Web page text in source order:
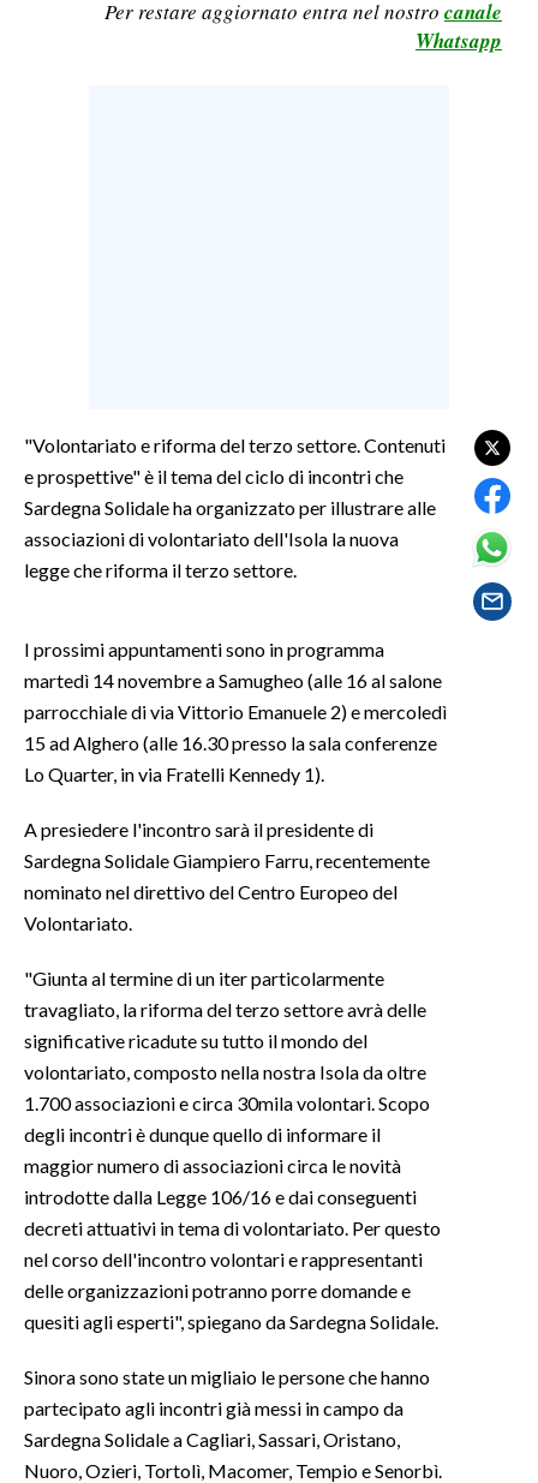
TENNIS
ALTRI SPORT
CULTURA
GOSSIP
SARDI NEL MONDO
NOTIZIE
EVENTI
3 MINUTI CON
INSULARITÀ
INFO AZIENDE
ABBONATI
ANNUNCI
NECROLOGI
Per restare aggiornato entra nel nostro canale
Whatsapp
"Volontariato e riforma del terzo settore. Contenuti
e prospettive" è il tema del ciclo di incontri che
Sardegna Solidale ha organizzato per illustrare alle
associazioni di volontariato dell'Isola la nuova
legge che riforma il terzo settore.
I prossimi appuntamenti sono in programma
martedì 14 novembre a Samugheo (alle 16 al salone
parrocchiale di via Vittorio Emanuele 2) e mercoledì
15 ad Alghero (alle 16.30 presso la sala conferenze
Lo Quarter, in via Fratelli Kennedy 1).
A presiedere l'incontro sarà il presidente di
Sardegna Solidale Giampiero Farru, recentemente
nominato nel direttivo del Centro Europeo del
Volontariato.
"Giunta al termine di un iter particolarmente
travagliato, la riforma del terzo settore avrà delle
significative ricadute su tutto il mondo del
volontariato, composto nella nostra Isola da oltre
1.700 associazioni e circa 30mila volontari. Scopo
degli incontri è dunque quello di informare il
maggior numero di associazioni circa le novità
introdotte dalla Legge 106/16 e dai conseguenti
decreti attuativi in tema di volontariato. Per questo
nel corso dell'incontro volontari e rappresentanti
delle organizzazioni potranno porre domande e
quesiti agli esperti", spiegano da Sardegna Solidale.
Sinora sono state un migliaio le persone che hanno
partecipato agli incontri già messi in campo da
Sardegna Solidale a Cagliari, Sassari, Oristano,
Nuoro, Ozieri, Tortolì, Macomer, Tempio e Senorbì.